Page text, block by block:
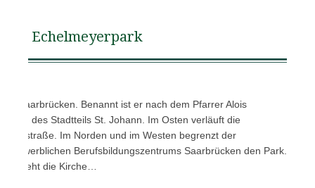
Echelmeyerpark
in Saarbrücken. Benannt ist er nach dem Pfarrer Alois
des Stadtteils St. Johann. Im Osten verläuft die
Im Norden und im Westen begrenzt der
Gewerblichen Berufsbildungszentrums Saarbrücken den Park.
steht die Kirche…